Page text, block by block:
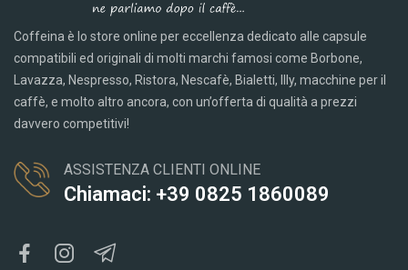
Coffeina è lo store online per eccellenza dedicato alle capsule
compatibili ed originali di molti marchi famosi come Borbone,
Lavazza, Nespresso, Ristora, Nescafè, Bialetti, Illy, macchine per il
caffè, e molto altro ancora, con un’offerta di qualità a prezzi
davvero competitivi!
ASSISTENZA CLIENTI ONLINE
Chiamaci: +39 0825 1860089